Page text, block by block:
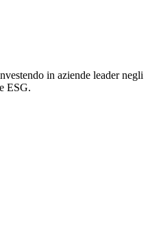
in aziende leader negli
ESG.